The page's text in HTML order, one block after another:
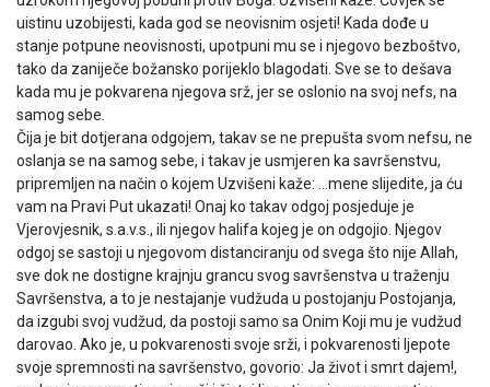
uistinu uzobijesti, kada god se neovisnim osjeti! Kada dođe u
stanje potpune neovisnosti, upotpuni mu se i njegovo bezboštvo,
tako da zaniječe božansko porijeklo blagodati. Sve se to dešava
kada mu je pokvarena njegova srž, jer se oslonio na svoj nefs, na
samog sebe.
Čija je bit dotjerana odgojem, takav se ne prepušta svom nefsu, ne
oslanja se na samog sebe, i takav je usmjeren ka savršenstvu,
pripremljen na način o kojem Uzvišeni kaže: …mene slijedite, ja ću
vam na Pravi Put ukazati! Onaj ko takav odgoj posjeduje je
Vjerovjesnik, s.a.v.s., ili njegov halifa kojeg je on odgojio. Njegov
odgoj se sastoji u njegovom distanciranju od svega što nije Allah,
sve dok ne dostigne krajnju grancu svog savršenstva u traženju
Savršenstva, a to je nestajanje vudžuda u postojanju Postojanja,
da izgubi svoj vudžud, da postoji samo sa Onim Koji mu je vudžud
darovao. Ako je, u pokvarenosti svoje srži, i pokvarenosti ljepote
svoje spremnosti na savršenstvo, govorio: Ja život i smrt dajem!,